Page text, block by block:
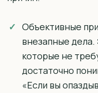
Объективные
внезапные
которые не
достаточно
«Если вы